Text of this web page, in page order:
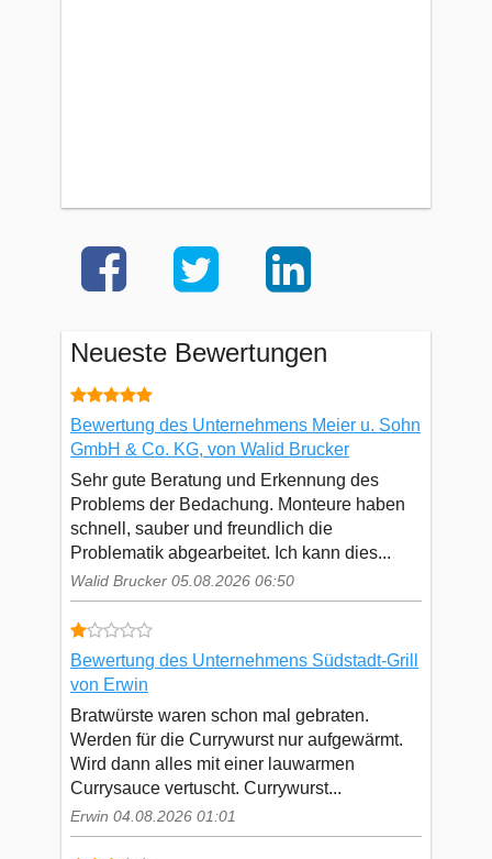
Neueste Bewertungen
Bewertung des Unternehmens Meier u. Sohn
GmbH & Co. KG, von Walid Brucker
Sehr gute Beratung und Erkennung des
Problems der Bedachung. Monteure haben
schnell, sauber und freundlich die
Problematik abgearbeitet. Ich kann dies...
Walid Brucker 05.08.2026 06:50
Bewertung des Unternehmens Südstadt-Grill
von Erwin
Bratwürste waren schon mal gebraten.
Werden für die Currywurst nur aufgewärmt.
Wird dann alles mit einer lauwarmen
Currysauce vertuscht. Currywurst...
Erwin 04.08.2026 01:01